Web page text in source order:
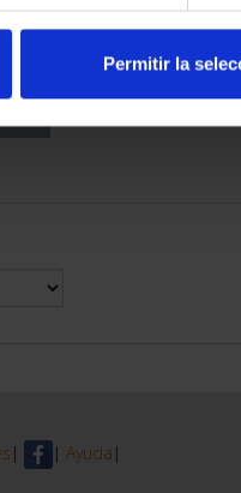
Permitir la
| | Ayuda |